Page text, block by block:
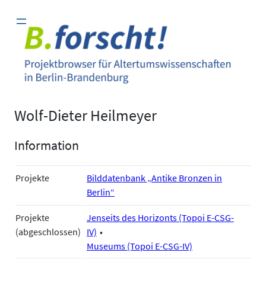
Inhalt
springen
Wolf-Dieter Heilmeyer
Information
Projekte
Bilddatenbank „Antike Bronzen in
Berlin“
Projekte
(abgeschlossen)
Jenseits des Horizonts (Topoi E-CSG-
IV)
Museums (Topoi E-CSG-IV)